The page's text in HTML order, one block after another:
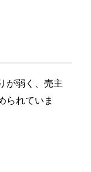
が弱く、売主
られていま